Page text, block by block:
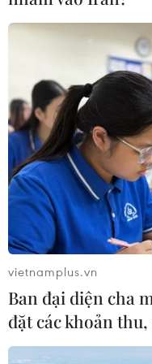
Phật giáo Việt
'Hộ quốc, an dân'
26/05/2023 12:03
Ủy ban Trung ương
góp của Giáo hội
xã hội và đất nước
trọng vào những
vietnamplus.vn
Ban đại diện cha
đặt các khoản